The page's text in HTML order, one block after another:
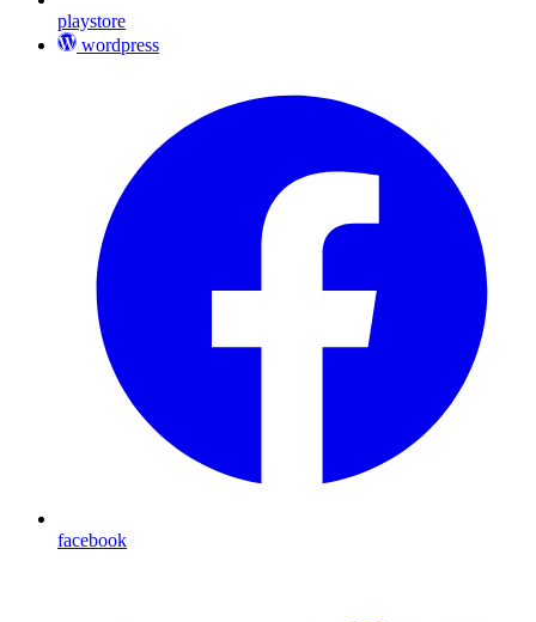
playstore
wordpress
facebook